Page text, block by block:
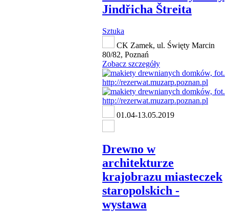
Jindřicha Štreita
Sztuka
CK Zamek, ul. Święty Marcin
80/82, Poznań
Zobacz szczegóły
01.04-13.05.2019
Drewno w
architekturze
krajobrazu miasteczek
staropolskich -
wystawa